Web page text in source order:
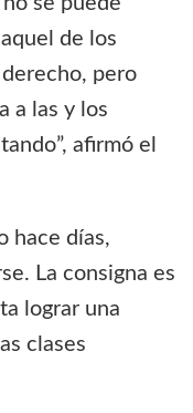
de los
pero
a las y los
afirmó el
hace días,
La consigna es
lograr una
clases